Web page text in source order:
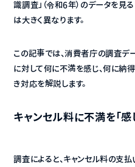
識調査」（令和6年）のデータを見
は大きく異なります。
この記事では、消費者庁の調査デ
に対して何に不満を感じ、何に納
き対応を解説します。
キャンセル料に不満を「感
調査によると、キャンセル料の支